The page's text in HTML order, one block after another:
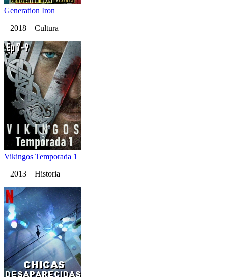
Generation Iron
2018 Cultura
Vikingos Temporada 1
2013 Historia